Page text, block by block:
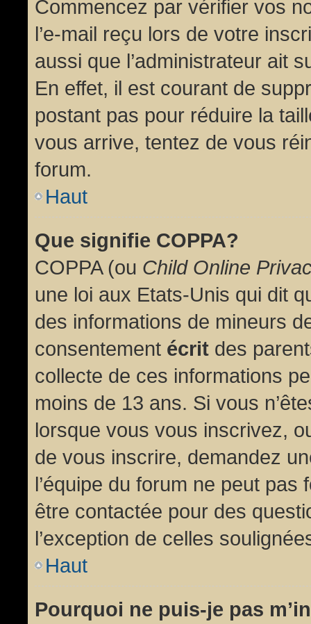
Commencez par vérifier vos
l’e-mail reçu lors de votre
aussi que l’administrateur ait
En effet, il est courant de
postant pas pour réduire la
vous arrive, tentez de vous
forum.
Haut
Que signifie COPPA?
COPPA (ou Child Online
une loi aux Etats-Unis qui dit
des informations de mineurs
consentement écrit des
collecte de ces informations
moins de 13 ans. Si vous
lorsque vous vous inscrivez,
de vous inscrire, demandez
l’équipe du forum ne peut
être contactée pour des
l’exception de celles
Haut
Pourquoi ne puis-je pas